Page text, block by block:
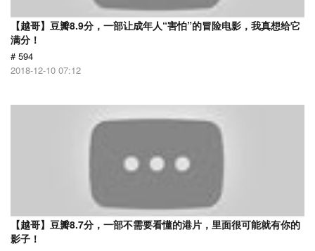
【越哥】豆瓣8.9分，一部让成年人“害怕”的冒险电影，我真想给它
满分！
# 594
2018-12-10 07:12
【越哥】豆瓣8.7分，一部不需要看懂的港片，里面很可能就有你的
影子！